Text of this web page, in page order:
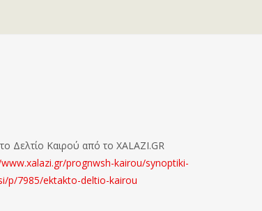
Δελτίο Καιρού από το XALAZI.GR
prognwsh-kairou/synoptiki-
p/7985/ektakto-deltio-kairou